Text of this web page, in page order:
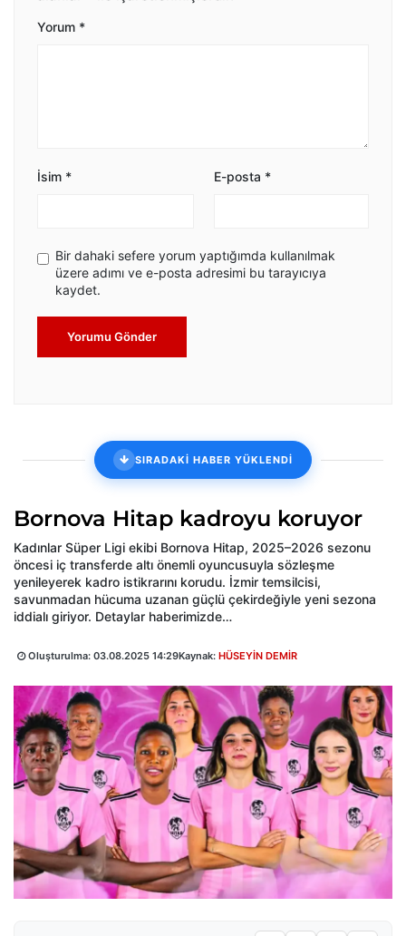
Yorum *
İsim * E-posta *
Bir dahaki sefere yorum yaptığımda kullanılmak
üzere adımı ve e-posta adresimi bu tarayıcıya
kaydet.
Yorumu Gönder
SIRADAKİ HABER YÜKLENDİ
Bornova Hitap kadroyu koruyor
Kadınlar Süper Ligi ekibi Bornova Hitap, 2025–2026 sezonu
öncesi iç transferde altı önemli oyuncusuyla sözleşme
yenileyerek kadro istikrarını korudu. İzmir temsilcisi,
savunmadan hücuma uzanan güçlü çekirdeğiyle yeni sezona
iddialı giriyor. Detaylar haberimizde…
Oluşturulma: 03.08.2025 14:29Kaynak: HÜSEYİN DEMİR